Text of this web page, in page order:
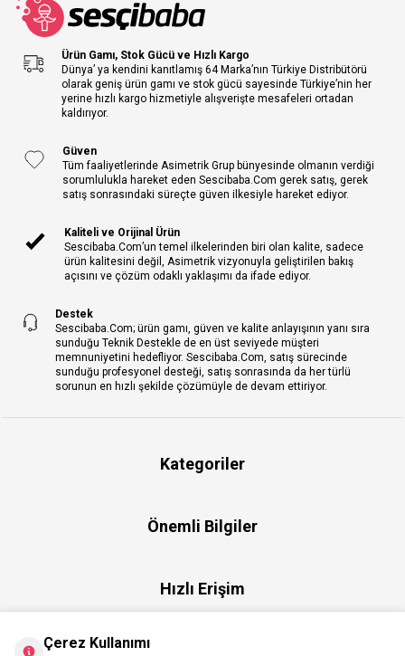
Ürün Gamı, Stok Gücü ve Hızlı Kargo
Dünya’ ya kendini kanıtlamış 64 Marka’nın Türkiye Distribütörü
olarak geniş ürün gamı ve stok gücü sayesinde Türkiye’nin her
yerine hızlı kargo hizmetiyle alışverişte mesafeleri ortadan
kaldırıyor.
Güven
Tüm faaliyetlerinde Asimetrik Grup bünyesinde olmanın verdiği
sorumlulukla hareket eden Sescibaba.Com gerek satış, gerek
satış sonrasındaki süreçte güven ilkesiyle hareket ediyor.
Kaliteli ve Orijinal Ürün
Sescibaba.Com’un temel ilkelerinden biri olan kalite, sadece
ürün kalitesini değil, Asimetrik vizyonuyla geliştirilen bakış
açısını ve çözüm odaklı yaklaşımı da ifade ediyor.
Destek
Sescibaba.Com; ürün gamı, güven ve kalite anlayışının yanı sıra
sunduğu Teknik Destekle de en üst seviyede müşteri
memnuniyetini hedefliyor. Sescibaba.Com, satış sürecinde
sunduğu profesyonel desteği, satış sonrasında da her türlü
sorunun en hızlı şekilde çözümüyle de devam ettiriyor.
Kategoriler
Önemli Bilgiler
Hızlı Erişim
Çerez Kullanımı